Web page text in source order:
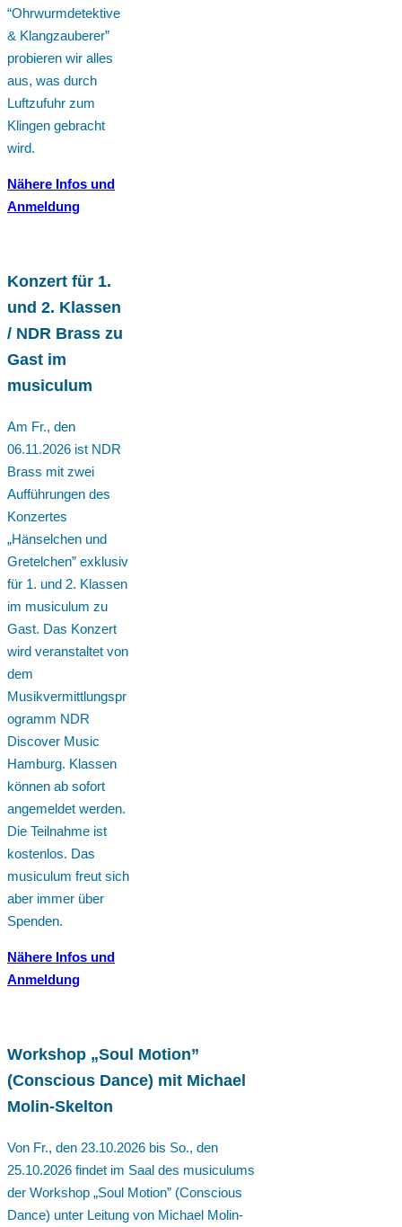
“Ohrwurmdetektive
& Klangzauberer”
probieren wir alles
aus, was durch
Luftzufuhr zum
Klingen gebracht
wird.
Nähere Infos und
Anmeldung
Konzert für 1.
und 2. Klassen
/ NDR Brass zu
Gast im
musiculum
Am Fr., den
06.11.2026 ist NDR
Brass mit zwei
Aufführungen des
Konzertes
„Hänselchen und
Gretelchen” exklusiv
für 1. und 2. Klassen
im musiculum zu
Gast. Das Konzert
wird veranstaltet von
dem
Musikvermittlungspr
ogramm NDR
Discover Music
Hamburg. Klassen
können ab sofort
angemeldet werden.
Die Teilnahme ist
kostenlos. Das
musiculum freut sich
aber immer über
Spenden.
Nähere Infos und
Anmeldung
Workshop „Soul Motion”
(Conscious Dance) mit Michael
Molin-Skelton
Von Fr., den 23.10.2026 bis So., den
25.10.2026 findet im Saal des musiculums
der Workshop „Soul Motion” (Conscious
Dance) unter Leitung von Michael Molin-